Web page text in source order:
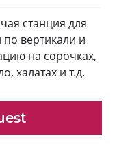
станция для
вертикали и
на сорочках,
халатах и т.д.